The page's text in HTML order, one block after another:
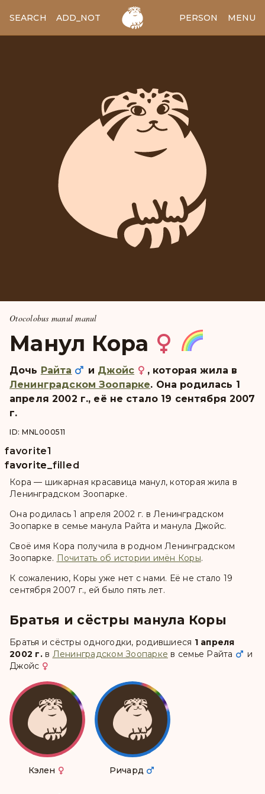
SEARCH ADD_NOTES ADD_IMAGE PERSON MENU
Otocolobus manul manul
Манул Кора
Дочь Райта и Джойс
, которая жила в
Ленинградском Зоопарке. Она pодилась 1
апреля 2002 г., её не стало 19 сентября 2007
г.
ID: MNL000511
favorite
favorite
favorite_filled
1
Кора — шикарная красавица манул, которая жила в
Ленинградском Зоопарке.
Она родилась 1 апреля 2002 г. в Ленинградском
Зоопарке в семье манула Райта и манула Джойс.
Своё имя Кора получила в родном Ленинградском
Зоопарке. Почитать об истории имён Коры.
К сожалению, Коры уже нет с нами. Её не стало 19
сентября 2007 г., ей было пять лет.
Братья и сёстры манула Коры
Братья и сёстры одногодки, родившиеся 1 апреля
2002 г.в Ленинградском Зоопарке в семье Райта
и
Джойс
Кэлен Ричард